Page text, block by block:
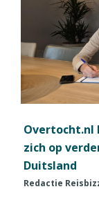
Overtocht.nl
zich op
Duitsland
Redactie